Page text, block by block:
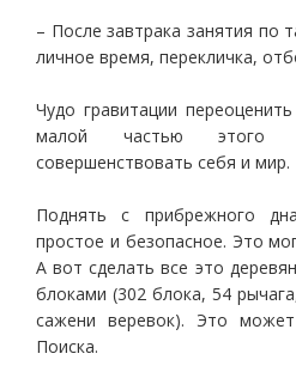
– После завтрака занятия по
личное время, перекличка,
Чудо гравитации
малой частью этого
совершенствовать себя и мир.
Поднять с прибрежного
простое и безопасное. Это
А вот сделать все это
блоками (302 блока, 54
сажени веревок). Это
Поиска.